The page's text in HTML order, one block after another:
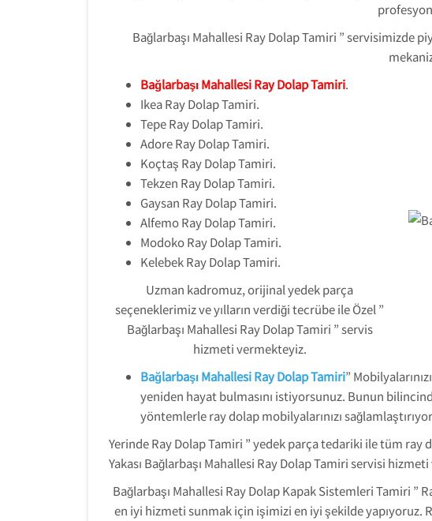
Bağlarbaşı Mahallesi Ray Dolap Tamiri ” servisimizde
Bağlarbaşı Mahallesi Ray Dolap Tamiri.
Ikea Ray Dolap Tamiri.
Tepe Ray Dolap Tamiri.
Adore Ray Dolap Tamiri.
Koçtaş Ray Dolap Tamiri.
Tekzen Ray Dolap Tamiri.
Gaysan Ray Dolap Tamiri.
Alfemo Ray Dolap Tamiri.
Modoko Ray Dolap Tamiri.
Kelebek Ray Dolap Tamiri.
Uzman kadromuz, orijinal yedek parça
seçeneklerimiz ve yılların verdiği tecrübe ile Özel ”
Bağlarbaşı Mahallesi Ray Dolap Tamiri ” servis
hizmeti vermekteyiz.
Bağlarbaşı Mahallesi Ray Dolap Tamiri”
yeniden hayat bulmasını istiyorsunuz. Bunun
yöntemlerle ray dolap mobilyalarınızı
Yerinde Ray Dolap Tamiri ” yedek parça tedariki ile tüm
Yakası Bağlarbaşı Mahallesi Ray Dolap Tamiri servisi
Bağlarbaşı Mahallesi Ray Dolap Kapak Sistemleri Tamiri ”
en iyi hizmeti sunmak için işimizi en iyi şekilde yapıyoruz.